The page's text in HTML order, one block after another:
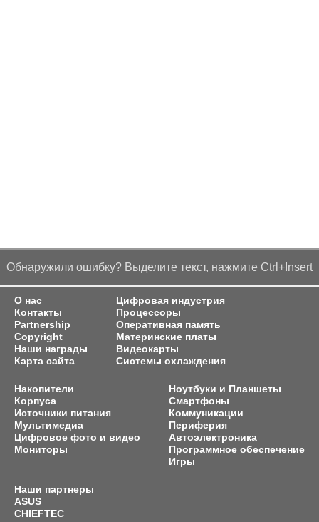
Обнаружили ошибку? Выделите текст, нажмите Ctrl+Insert
О нас
Контакты
Partnership
Copyright
Наши награды
Карта сайта
Цифровая индустрия
Процессоры
Оперативная память
Материнские платы
Видеокарты
Системы охлаждения
Накопители
Корпуса
Источники питания
Мультимедиа
Цифровое фото и видео
Мониторы
Ноутбуки и Планшеты
Смартфоны
Коммуникации
Периферия
Автоэлектроника
Программное обеспечение
Игры
Наши партнеры
ASUS
CHIEFTEC